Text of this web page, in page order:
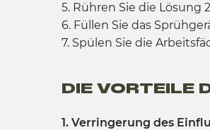
5. Rühren Sie die
6. Füllen Sie das
7. Spülen Sie die
DIE VORTEILE
1. Verringerung des